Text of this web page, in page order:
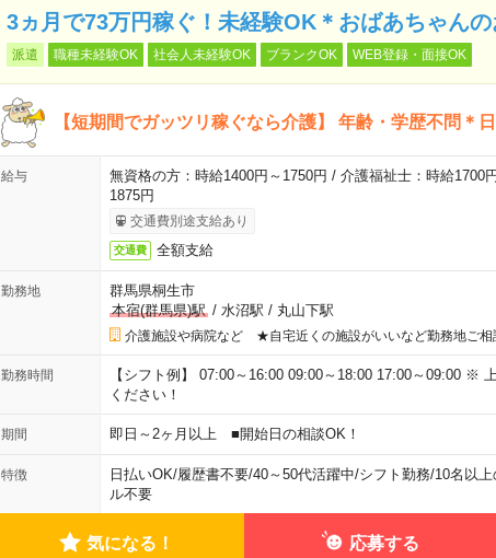
3ヵ月で73万円稼ぐ！未経験OK＊おばあちゃん
派遣 職種未経験OK 社会人未経験OK ブランクOK WEB登録・面接OK
【短期間でガッツリ稼ぐなら介護】 年齢・学歴不問＊
給与
無資格の方：時給1400円～1750円 / 介護福祉士：時給1700
1875円
交通費別途支給あり
交通費 全額支給
勤務地
群馬県桐生市
本宿(群馬県)駅/ 水沼駅 / 丸山下駅
介護施設や病院など ★自宅近くの施設がいいなど勤務地ご相
勤務時間
【シフト例】 07:00～16:00 09:00～18:00 17:00～09:00 ※
ください！
期間 即日～2ヶ月以上 ■開始日の相談OK！
特徴 日払いOK/履歴書不要/40～50代活躍中/シフト勤務/10名以
ル不要
気になる！ 応募する